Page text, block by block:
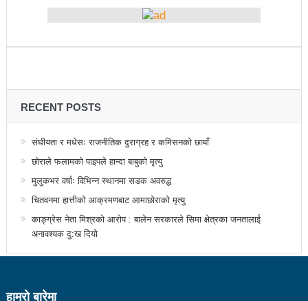
सडक फोहोर गरेको भन्दै एमालेलाई महानगरको १ लाख जरिवाना
नेकपा बहुमतको नवौं महाधिवेशन माघ ४ गतेदेखि काठमाडौँमा
राजश्व संकलनमा करिब १७ प्रतशितले वृद्धि
टिकट नपाउँदा १४ सय श्रमिक कोरिया उड्न पाएनन्
कीर्तिपुरलाई नेपालकै नमूना नगर बनाउने मेरो योजना छ-
प्रा.डा.शिवशरण महर्जन, मेयरका उम्मेदवार, कीर्तिपुर नगरपालिका
उपनिर्वाचन: ३१ जनाको उम्मेदवारी फिर्ता, रुकुमपूर्वमा काँग्रेस
एमाले गठबन्धनका उम्मेदवारको समर्थन माओवादीलाई
संस्थागत क्षमता मुल्याङ्ककनमा ककनी गाउँपालिका जिल्लामै
RECENT POSTS
संघीयता र मधेसः राजनीतिक दुराग्रह र कमिसनको छायाँ
छोराले फलामको पाइपले हान्दा बाबुको मृत्यु
मुलुकभर वर्षाः विभिन्न स्थानमा सडक अवरुद्ध
चितवनमा हात्तीको आक्रमणबाट आमाछोराको मृत्यु
काङ्ग्रेस नेता मिश्रको आरोप : बालेन सरकारले सिमा क्षेत्रका जनतालाई
अनावश्यक दु:ख दियो
हाम्राे बारेमा